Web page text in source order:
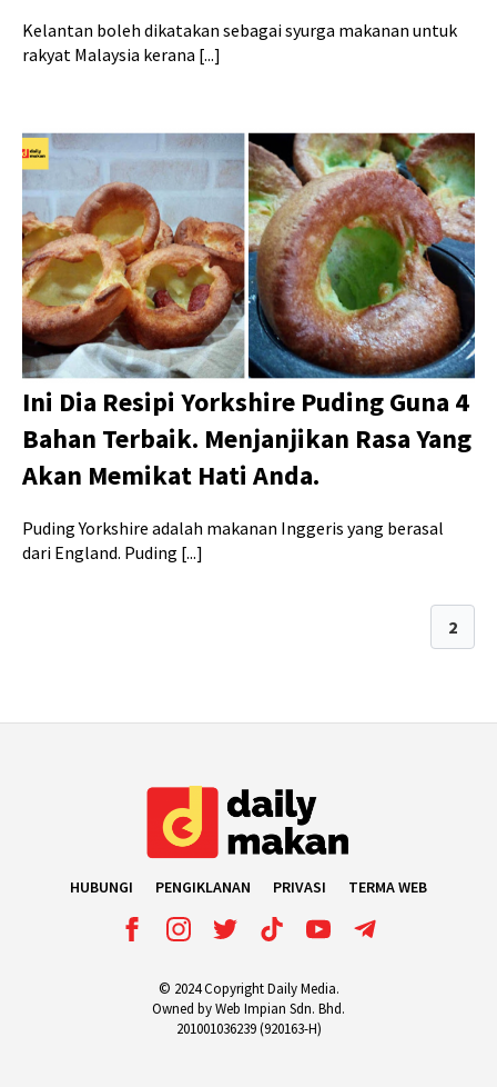
Kelantan boleh dikatakan sebagai syurga makanan untuk
rakyat Malaysia kerana [...]
Ini Dia Resipi Yorkshire Puding Guna 4
Bahan Terbaik. Menjanjikan Rasa Yang
Akan Memikat Hati Anda.
Puding Yorkshire adalah makanan Inggeris yang berasal
dari England. Puding [...]
2
HUBUNGI PENGIKLANAN PRIVASI TERMA WEB
© 2024 Copyright Daily Media.
Owned by Web Impian Sdn. Bhd.
201001036239 (920163-H)